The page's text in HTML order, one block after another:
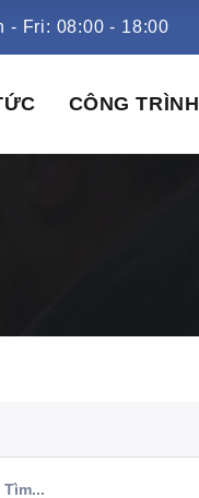
- Fri: 08:00 - 18:00
CÔNG TRÌNH